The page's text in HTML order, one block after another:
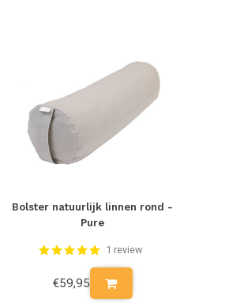
Bolster natuurlijk linnen rond -
Pure
1 review
€59,95